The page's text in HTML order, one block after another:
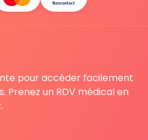
pour accéder facilement
Prenez un RDV médical en